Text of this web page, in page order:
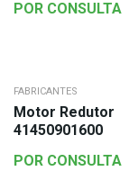
POR CONSULTA
FABRICANTES
Motor Redutor
41450901600
POR CONSULTA